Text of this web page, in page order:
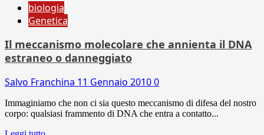
biologia
Genetica
Il meccanismo molecolare che annienta il DNA
estraneo o danneggiato
Salvo Franchina 11 Gennaio 20100
Immaginiamo che non ci sia questo meccanismo di difesa del nostro
corpo: qualsiasi frammento di DNA che entra a contatto...